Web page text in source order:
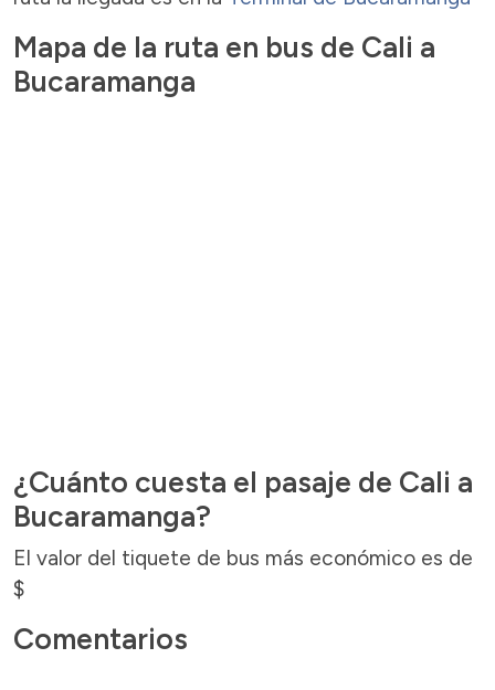
Mapa de la ruta en bus de Cali a
Bucaramanga
¿Cuánto cuesta el pasaje de Cali a
Bucaramanga?
El valor del tiquete de bus más económico es de
$
Comentarios